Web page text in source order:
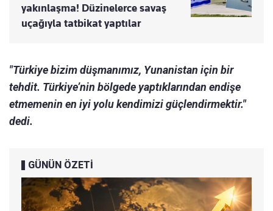
yakınlaşma! Düzinelerce savaş
uçağıyla tatbikat yaptılar
"Türkiye bizim düşmanımız, Yunanistan için bir
tehdit. Türkiye’nin bölgede yaptıklarından endişe
etmemenin en iyi yolu kendimizi güçlendirmektir."
dedi.
GÜNÜN ÖZETİ